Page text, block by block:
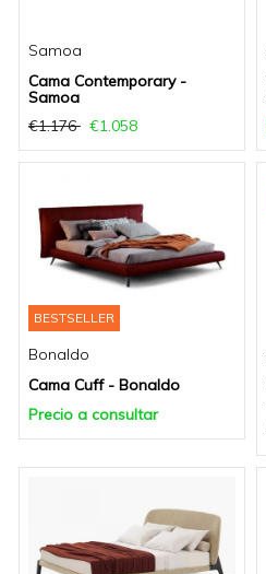
Samoa
Cama Contemporary -
Samoa
€1.176
€1.058
BESTSELLER
Bonaldo
Cama Cuff - Bonaldo
Precio a consultar